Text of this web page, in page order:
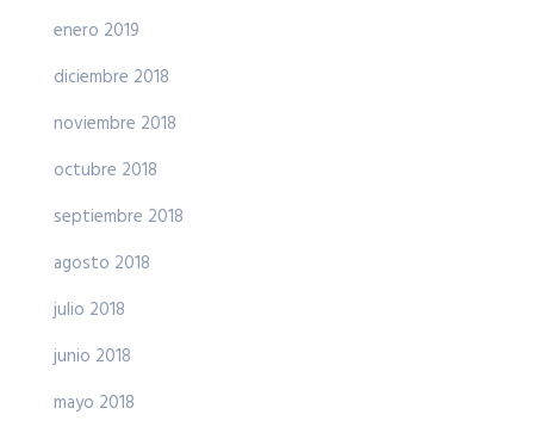
enero 2019
diciembre 2018
noviembre 2018
octubre 2018
septiembre 2018
agosto 2018
julio 2018
junio 2018
mayo 2018